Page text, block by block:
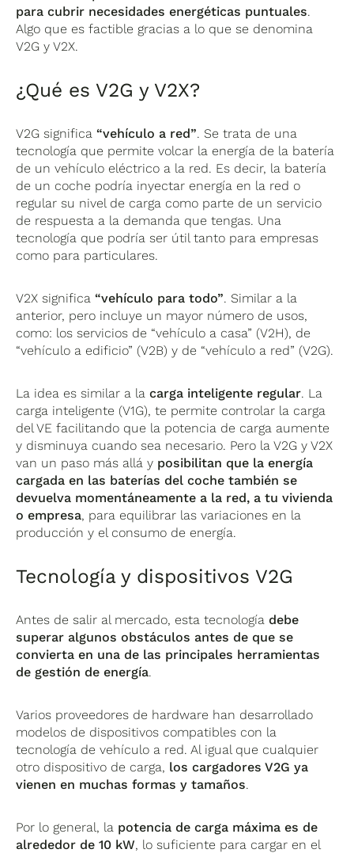
para cubrir necesidades energéticas puntuales.
Algo que es factible gracias a lo que se denomina
V2G y V2X.
¿Qué es V2G y V2X?
V2G significa“vehículo a red”. Se trata de una
tecnología que permite volcar la energía de la batería
de un vehículo eléctrico a la red. Es decir, la batería
de un coche podría inyectar energía en la red o
regular su nivel de carga como parte de un servicio
de respuesta a la demanda que tengas. Una
tecnología que podría ser útil tanto para empresas
como para particulares.
V2X significa“vehículo para todo”. Similar a la
anterior, pero incluye un mayor número de usos,
como: los servicios de “vehículo a casa” (V2H), de
“vehículo a edificio” (V2B) y de “vehículo a red” (V2G).
La idea es similar a lacarga inteligente regular. La
carga inteligente (V1G), te permite controlar la carga
del VE facilitando que la potencia de carga aumente
y disminuya cuando sea necesario. Pero la V2G y V2X
van un paso más allá y posibilitan que la energía
cargada en las baterías del coche también se
devuelva momentáneamente a la red, a tu vivienda
o empresa, para equilibrar las variaciones en la
producción y el consumo de energía.
Tecnología y dispositivos V2G
Antes de salir al mercado, esta tecnología debe
superar algunos obstáculos antes de que se
convierta en una de las principales herramientas
de gestión de energía.
Varios proveedores de hardware han desarrollado
modelos de dispositivos compatibles con la
tecnología de vehículo a red. Al igual que cualquier
otro dispositivo de carga, los cargadores V2G ya
vienen en muchas formas y tamaños.
Por lo general, la potencia de carga máxima es de
alrededor de 10 kW, lo suficiente para cargar en el